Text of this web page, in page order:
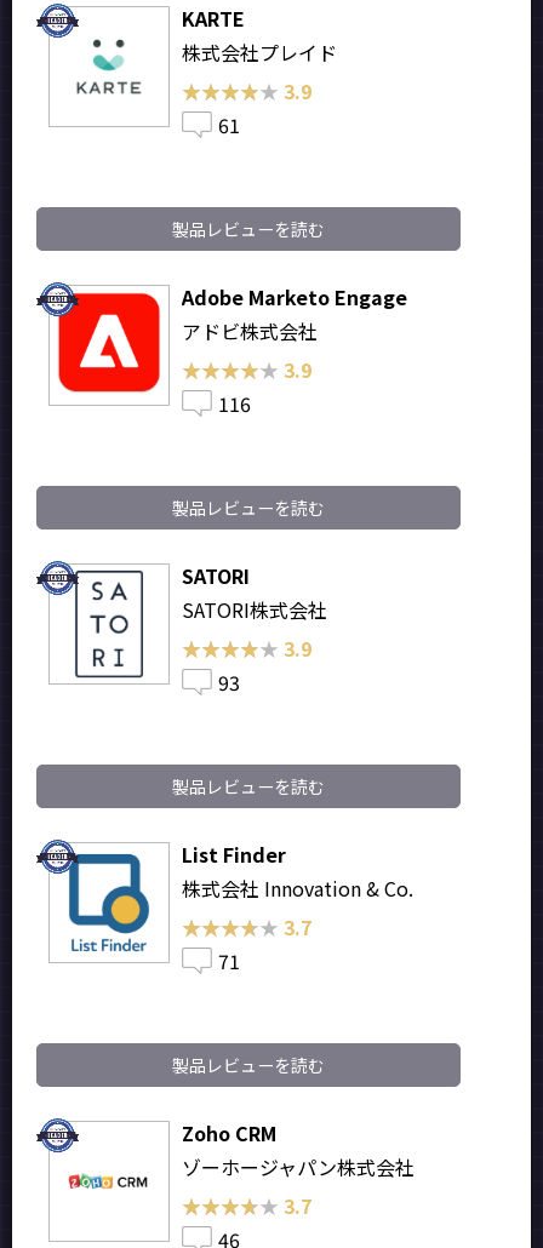
KARTE
株式会社プレイド
★★★★★
★★★★★ 3.9
61
製品レビューを読む
Adobe Marketo Engage
アドビ株式会社
★★★★★
★★★★★ 3.9
116
製品レビューを読む
SATORI
SATORI株式会社
★★★★★
★★★★★ 3.9
93
製品レビューを読む
List Finder
株式会社 Innovation & Co.
★★★★★
★★★★★ 3.7
71
製品レビューを読む
Zoho CRM
ゾーホージャパン株式会社
★★★★★
★★★★★ 3.7
46